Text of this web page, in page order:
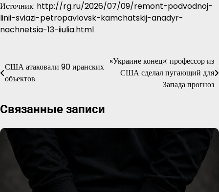
Источник: http://rg.ru/2026/07/09/remont-podvodnoj-
linii-sviazi-petropavlovsk-kamchatskij-anadyr-
nachnetsia-13-iiulia.html
Навигация
по
США атаковали 90 иранских
объектов
«Украине конец»: профессор из
США сделал пугающий для
Запада прогноз
Связанные записи